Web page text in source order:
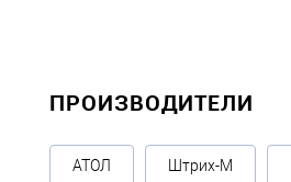
ПРОИЗВОДИТЕЛИ
АТОЛ Штрих-М